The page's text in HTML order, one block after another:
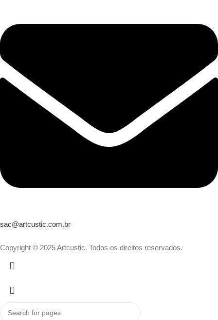
sac@artcustic.com.br
Copyright © 2025 Artcustic. Todos os direitos reservados.